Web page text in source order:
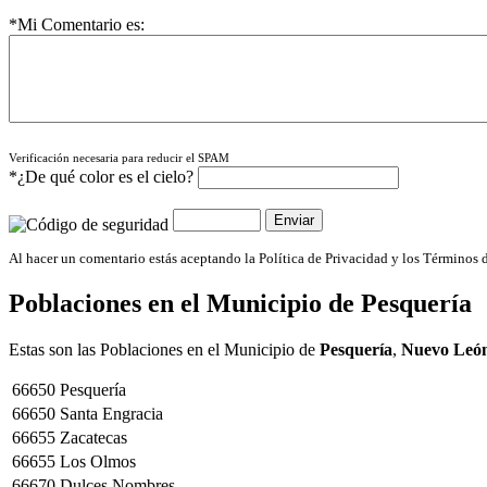
*Mi Comentario es:
Verificación necesaria para reducir el SPAM
*¿De qué color es el cielo?
Al hacer un comentario estás aceptando la Política de Privacidad y los Términos
Poblaciones en el Municipio de Pesquería
Estas son las Poblaciones en el Municipio de Pesquería, Nuevo
66650 Pesquería
66650 Santa Engracia
66655 Zacatecas
66655 Los Olmos